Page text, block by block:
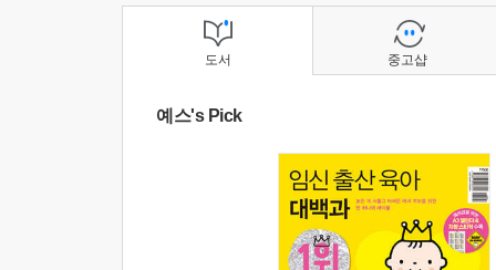
도서
예스's Pick
중고샵